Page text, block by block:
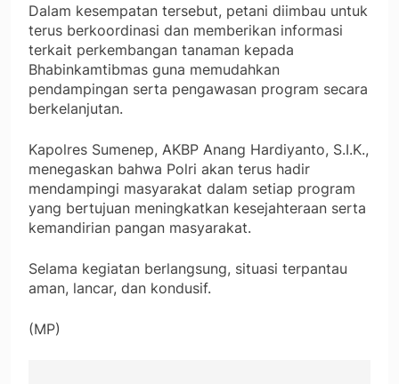
Dalam kesempatan tersebut, petani diimbau untuk
terus berkoordinasi dan memberikan informasi
terkait perkembangan tanaman kepada
Bhabinkamtibmas guna memudahkan
pendampingan serta pengawasan program secara
berkelanjutan.
Kapolres Sumenep, AKBP Anang Hardiyanto, S.I.K.,
menegaskan bahwa Polri akan terus hadir
mendampingi masyarakat dalam setiap program
yang bertujuan meningkatkan kesejahteraan serta
kemandirian pangan masyarakat.
Selama kegiatan berlangsung, situasi terpantau
aman, lancar, dan kondusif.
(MP)